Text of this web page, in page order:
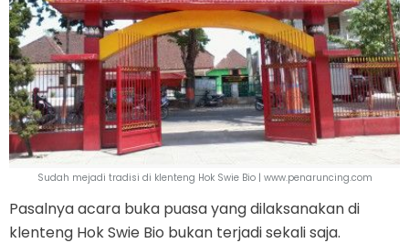
Sudah mejadi tradisi di klenteng Hok Swie Bio | www.penaruncing.com
Pasalnya acara buka puasa yang dilaksanakan di
klenteng Hok Swie Bio bukan terjadi sekali saja.